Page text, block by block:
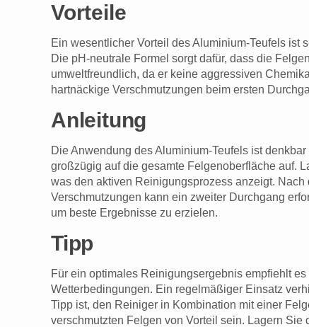
Vorteile
Ein wesentlicher Vorteil des Aluminium-Teufels
Die pH-neutrale Formel sorgt dafür, dass die
umweltfreundlich, da er keine aggressiven
hartnäckige Verschmutzungen beim ersten
Anleitung
Die Anwendung des Aluminium-Teufels ist
großzügig auf die gesamte Felgenoberfläche auf.
was den aktiven Reinigungsprozess anzeigt.
Verschmutzungen kann ein zweiter Durchgang
um beste Ergebnisse zu erzielen.
Tipp
Für ein optimales Reinigungsergebnis empfiehlt
Wetterbedingungen. Ein regelmäßiger Einsatz
Tipp ist, den Reiniger in Kombination mit einer
verschmutzten Felgen von Vorteil sein. Lagern